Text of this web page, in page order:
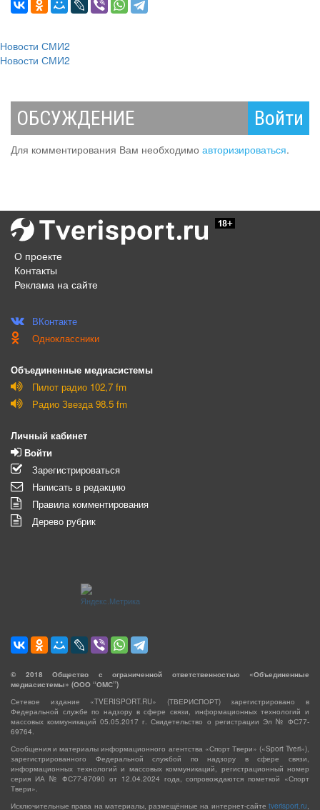
Новости СМИ2
Новости СМИ2
ОБСУЖДЕНИЕ Войти
Для комментирования Вам необходимо авторизироваться.
О проекте
Контакты
Реклама на сайте
ВКонтакте
Одноклассники
Объединенные медиасистемы
Пилот радио 102,7 fm
Радио Звезда 98.5 fm
Личный кабинет
Войти
Зарегистрироваться
Написать в редакцию
Правила комментирования
Дерево рубрик
© 2018 Общество с ограниченной ответственностью «Объединенные
медиасистемы» (ООО “ОМС”)
Сетевое издание «TVERISPORT.RU» (ТВЕРИСПОРТ) зарегистрировано в
Федеральной службе по надзору в сфере связи, информационных технологий и
массовых коммуникаций 05.05.2017 г. Свидетельство о регистрации Эл № ФС77-
69764.
Сообщения и материалы информационного агентства «Спорт Твери» («Sport Tveri»),
зарегистрированного Федеральной службой по надзору в сфере связи,
информационных технологий и массовых коммуникаций, регистрационный номер
серия ИА № ФС77-87090 от 12.04.2024 года, сопровождаются пометкой «Спорт
Твери».
Исключительные права на материалы, размещённые на интернет-сайте tverisport.ru,